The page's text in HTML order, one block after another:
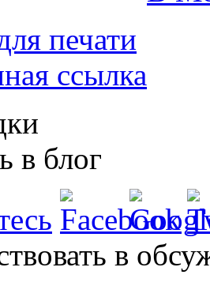
печати
ссылка
в блог
в